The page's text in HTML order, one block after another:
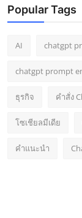
Popular Tags
AI chatgpt
chatgpt prompt
ธุรกิจ คำสั่ง
โซเชียลมีเดีย
คำแนะนำ